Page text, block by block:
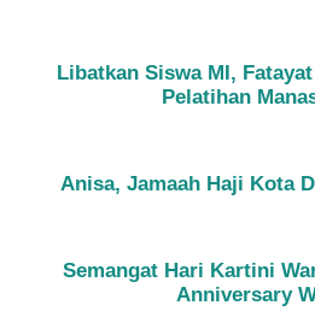
Libatkan Siswa MI,
Pelatihan
Anisa, Jamaah Haji Kota
Semangat Hari Kartini
Anniversary